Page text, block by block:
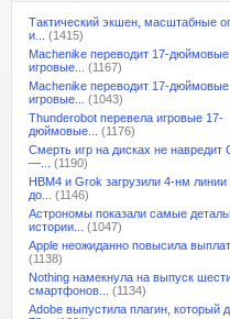
Тактический экшен, масштабные
и...
(1415)
Machenike переводит 17-дюймовые
игровые...
(1167)
Machenike переводит 17-дюймовые
игровые...
(1043)
Thunderobot перевела игровые 17-
дюймовые...
(1176)
Смерть игр на дисках не навредит
—...
(1190)
HBM4 и Grok загрузили 4-нм
до...
(1146)
Астрономы показали самые
истории...
(1047)
Apple неожиданно повысила
(1138)
Nothing намекнула на выпуск
смартфонов...
(1134)
Adobe выпустила плагин, который